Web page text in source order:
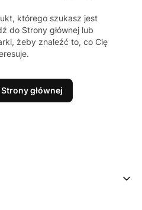
którego szukasz jest
do Strony głównej lub
żeby znaleźć to, co Cię
głównej